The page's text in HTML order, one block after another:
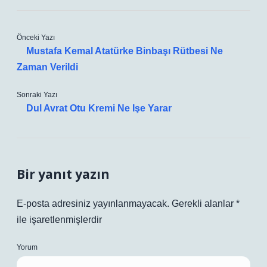
Önceki Yazı
Mustafa Kemal Atatürke Binbaşı Rütbesi Ne
Zaman Verildi
Sonraki Yazı
Dul Avrat Otu Kremi Ne Işe Yarar
Bir yanıt yazın
E-posta adresiniz yayınlanmayacak. Gerekli alanlar *
ile işaretlenmişlerdir
Yorum